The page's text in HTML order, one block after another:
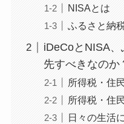
NISAとは
ふるさと納
iDeCoとNISA
先すべきなのか
所得税・住
所得税・住
日々の生活